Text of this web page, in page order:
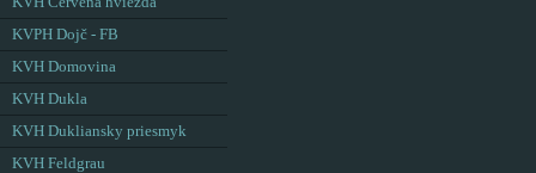
KVPH Dojč - FB
KVH Domovina
KVH Dukla
KVH Dukliansky priesmyk
KVH Feldgrau